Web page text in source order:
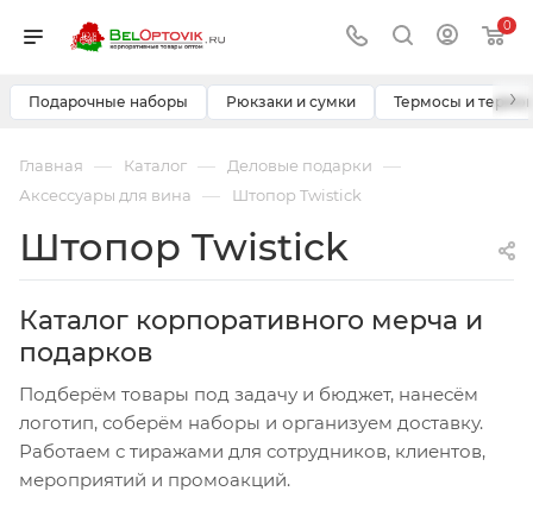
0
Подарочные наборы Рюкзаки и сумки Термосы и ›
Главная — Каталог — Деловые подарки —
Аксессуары для вина — Штопор Twistick
Штопор Twistick
Каталог корпоративного мерча и
подарков
Подберём товары под задачу и бюджет, нанесём
логотип, соберём наборы и организуем доставку.
Работаем с тиражами для сотрудников, клиентов,
мероприятий и промоакций.